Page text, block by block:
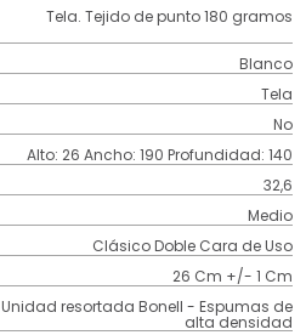
Tela. Tejido de punto 180 gramos
Blanco
Tela
No
Alto: 26 Ancho: 190 Profundidad: 140
32,6
Medio
Clásico Doble Cara de Uso
26 Cm +/- 1 Cm
Unidad resortada Bonell - Espumas de
alta densidad